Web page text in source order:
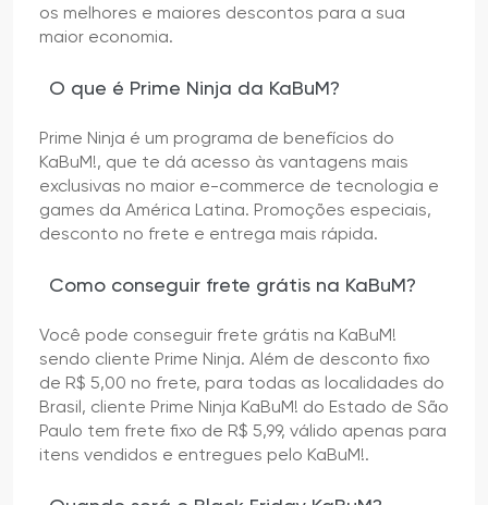
os melhores e maiores descontos para a sua
maior economia.
O que é Prime Ninja da KaBuM?
Prime Ninja é um programa de benefícios do
KaBuM!, que te dá acesso às vantagens mais
exclusivas no maior e-commerce de tecnologia e
games da América Latina. Promoções especiais,
desconto no frete e entrega mais rápida.
Como conseguir frete grátis na KaBuM?
Você pode conseguir frete grátis na KaBuM!
sendo cliente Prime Ninja. Além de desconto fixo
de R$ 5,00 no frete, para todas as localidades do
Brasil, cliente Prime Ninja KaBuM! do Estado de São
Paulo tem frete fixo de R$ 5,99, válido apenas para
itens vendidos e entregues pelo KaBuM!.